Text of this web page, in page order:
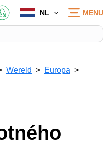
NL MENU
Wereld
Europa